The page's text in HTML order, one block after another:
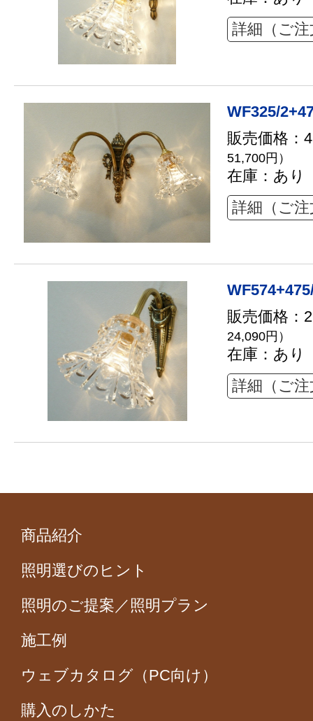
詳細（ご
WF325/
販売価格：
51,700円）
在庫：あり
詳細（ご
販売価格：
24,090円）
在庫：あり
詳細（ご
商品紹介
照明選びのヒント
照明のご提案／照明プラン
施工例
ウェブカタログ（PC向け）
購入のしかた